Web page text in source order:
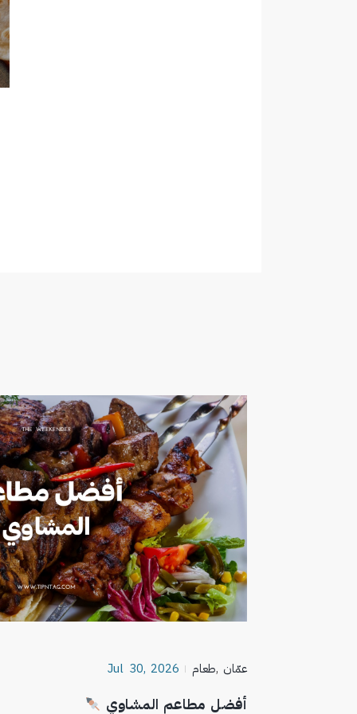
Jul 30, 2026 طعام, عمّان
أفضل مطاعم المشاوي